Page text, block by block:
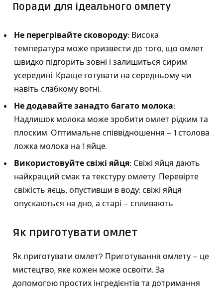
Поради для ідеального омлету
Не перегрівайте сковороду: Висока
температура може призвести до того, що омлет
швидко підгорить зовні і залишиться сирим
усередині. Краще готувати на середньому чи
навіть слабкому вогні.
Не додавайте занадто багато молока:
Надлишок молока може зробити омлет рідким та
плоским. Оптимальне співвідношення – 1 столова
ложка молока на 1 яйце.
Використовуйте свіжі яйця: Свіжі яйця дають
найкращий смак та текстуру омлету. Перевірте
свіжість яєць, опустивши в воду: свіжі яйця
опускаються на дно, а старі – спливають.
Як приготувати омлет
Як приготувати омлет? Приготування омлету – це
мистецтво, яке кожен може освоїти. За
допомогою простих інгредієнтів та дотримання